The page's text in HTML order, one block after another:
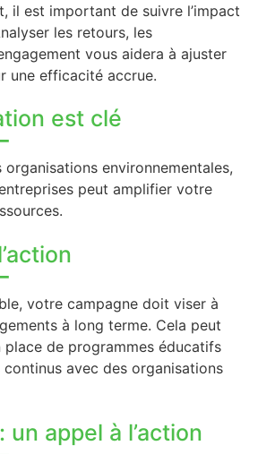
il est important de suivre l’impact
les retours, les
vous aidera à ajuster
une efficacité accrue.
est clé
environnementales,
peut amplifier votre
votre campagne doit viser à
à long terme. Cela peut
place de programmes éducatifs
avec des organisations
un appel à l’action